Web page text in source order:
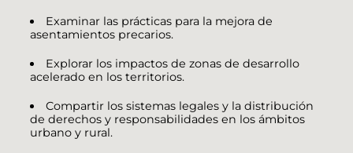
Examinar las prácticas para la mejora de
asentamientos precarios.
Explorar los impactos de zonas de desarrollo
acelerado en los territorios.
Compartir los sistemas legales y la distribución
de derechos y responsabilidades en los ámbitos
urbano y rural.